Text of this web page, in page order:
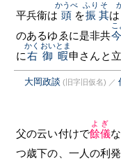
平兵衞は 頭
かうべ
を振
ふり
其
そ
は
のあるゆゑに是非共
こ
に右
かく
御暇
おいとま
申さんと
大岡政談 (旧字旧仮名) ／
父の云い付けで餘儀
よぎ
つ歳下の、一人の利